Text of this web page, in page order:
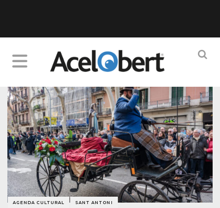
AGENDA CULTURAL SANT ANTONI